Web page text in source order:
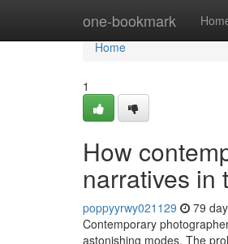
one-bookmark
Home
Home
1
How
narratives in
poppyyrwy021129 79
Contemporary
astonishing modes. The